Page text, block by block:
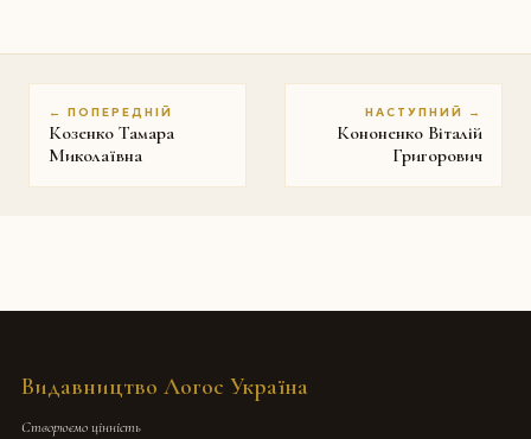
← ПОПЕРЕДНІЙ
Козенко Тамара
Миколаївна
НАСТУПНИЙ →
Кононенко Віталій
Григорович
Видавництво Логос Україна
Створюємо цінність